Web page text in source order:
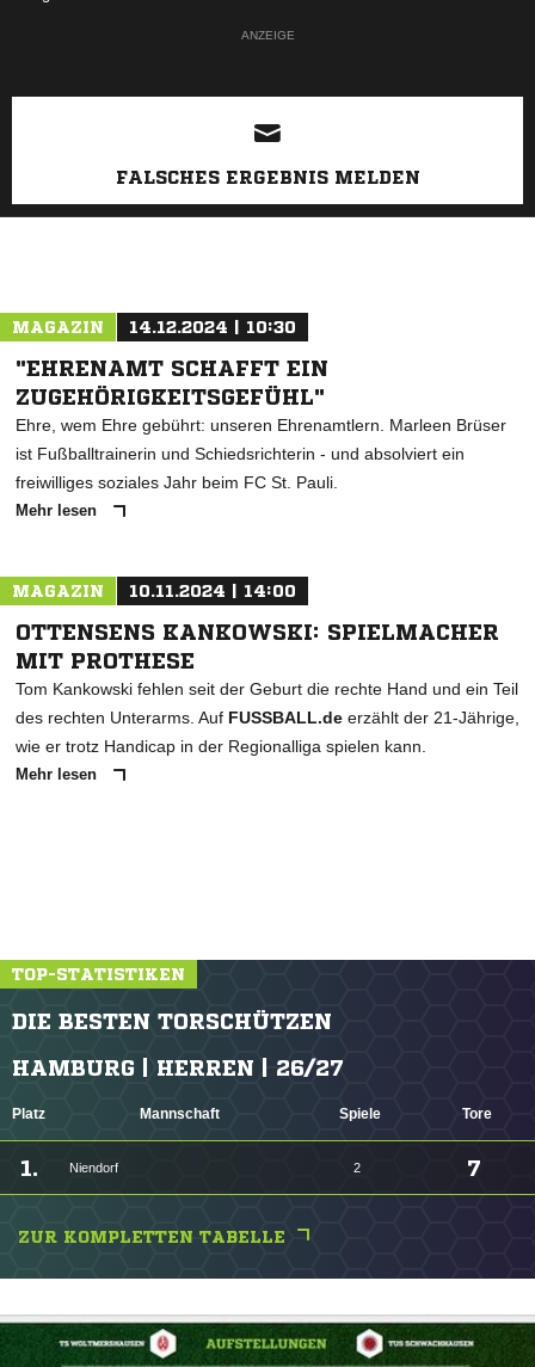
ANZEIGE
FALSCHES ERGEBNIS MELDEN
MAGAZIN 14.12.2024 | 10:30
"EHRENAMT SCHAFFT EIN
ZUGEHÖRIGKEITSGEFÜHL"
Ehre, wem Ehre gebührt: unseren Ehrenamtlern. Marleen Brüser
ist Fußballtrainerin und Schiedsrichterin - und absolviert ein
freiwilliges soziales Jahr beim FC St. Pauli.
Mehr lesen
MAGAZIN 10.11.2024 | 14:00
OTTENSENS KANKOWSKI: SPIELMACHER
MIT PROTHESE
Tom Kankowski fehlen seit der Geburt die rechte Hand und ein Teil
des rechten Unterarms. Auf FUSSBALL.de erzählt der 21-Jährige,
wie er trotz Handicap in der Regionalliga spielen kann.
Mehr lesen
TOP-STATISTIKEN
DIE BESTEN TORSCHÜTZEN
HAMBURG | HERREN | 26/27
Platz Mannschaft Spiele Tore
1. Niendorf 2 7
ZUR KOMPLETTEN TABELLE